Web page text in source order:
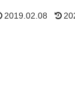
2019.02.08